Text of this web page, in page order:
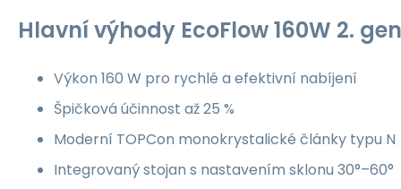
Hlavní výhody EcoFlow 160W 2.
Výkon 160 W pro rychlé a efektivní nabíjení
Špičková účinnost až 25 %
Moderní TOPCon monokrystalické články typu N
Integrovaný stojan s nastavením sklonu 30°–60°